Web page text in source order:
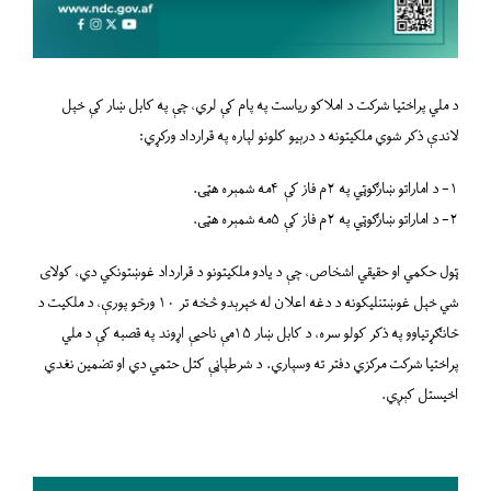
فرصتونه
له مونږ سره اړیکه
د ملي پراختیا شرکت د املاکو ریاست په پام کې لري، چې په کابل ښار کې خپل
لاندې ذکر شوي ملکیتونه د درېیو کلونو لپاره په قرارداد ورکړي:
۱- د اماراتو ښارګوټي په ۲م فاز کې ۴مه شمېره هټۍ.
۲- د اماراتو ښارګوټي په ۲م فاز کې ۵مه شمېره هټۍ.
ټول حکمي او حقیقي اشخاص، چې د یادو ملکیتونو د قرارداد غوښتونکي دي، کولای
شي خپل غوښتنلیکونه د دغه اعلان له خپرېدو څخه تر ۱۰ ورځو پورې، د ملکیت د
ځانګړتیاوو په ذکر کولو سره، د کابل ښار ۱۵مې ناحیې اړوند په قصبه کې د ملي
پراختیا شرکت مرکزي دفتر ته وسپاري. د شرطپاڼې کتل حتمي دي او تضمین نغدي
اخیستل کېږي.